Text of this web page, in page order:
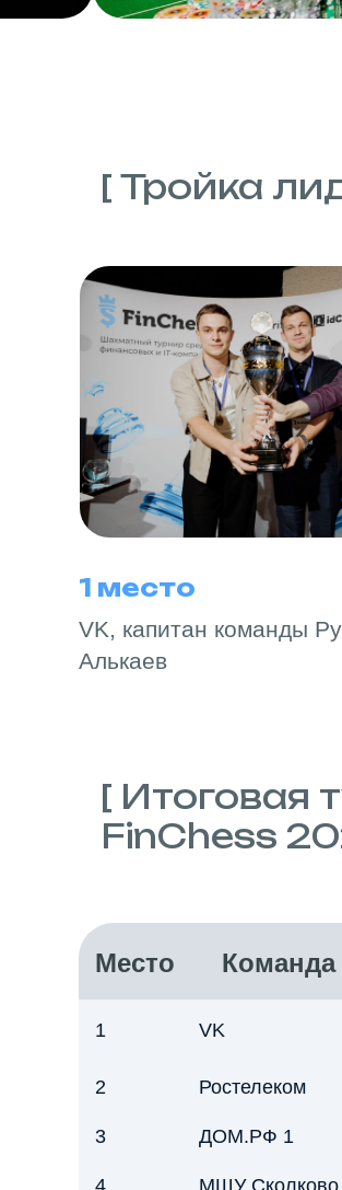
[ Тройка
1 место
VK, капитан команды
Алькаев
[ Итоговая
FinChess
2 Ростелеком
3 ДОМ.РФ 1
4 МШУ Сколково
Место Команда
1 VK